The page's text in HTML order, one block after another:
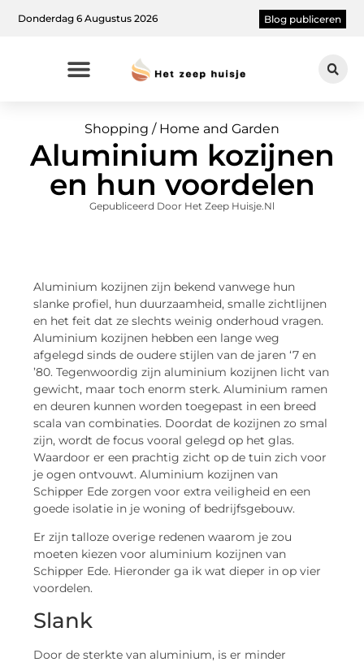
Donderdag 6 Augustus 2026 Blog publiceren
Shopping / Home and Garden
Aluminium kozijnen
en hun voordelen
Gepubliceerd Door Het Zeep Huisje.nl
Aluminium kozijnen zijn bekend vanwege hun
slanke profiel, hun duurzaamheid, smalle zichtlijnen
en het feit dat ze slechts weinig onderhoud vragen.
Aluminium kozijnen hebben een lange weg
afgelegd sinds de oudere stijlen van de jaren ‘7 en
’80. Tegenwoordig zijn aluminium kozijnen licht van
gewicht, maar toch enorm sterk. Aluminium ramen
en deuren kunnen worden toegepast in een breed
scala van combinaties. Doordat de kozijnen zo smal
zijn, wordt de focus vooral gelegd op het glas.
Waardoor er een prachtig zicht op de tuin zich voor
je ogen ontvouwt. Aluminium kozijnen van
Schipper Ede zorgen voor extra veiligheid en een
goede isolatie in je woning of bedrijfsgebouw.
Er zijn talloze overige redenen waarom je zou
moeten kiezen voor aluminium kozijnen van
Schipper Ede. Hieronder ga ik wat dieper in op vier
voordelen.
Slank
Door de sterkte van aluminium, is er minder